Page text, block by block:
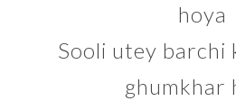
hoya
Sooli utey barchi
ghumkhar